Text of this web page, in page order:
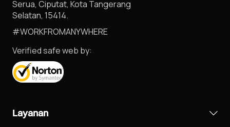
Serua, Ciputat, Kota Tangerang
Selatan, 15414.
#WORKFROMANYWHERE
Verified safe web by:
Layanan